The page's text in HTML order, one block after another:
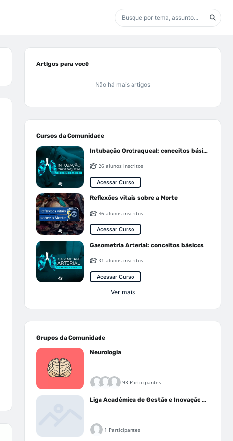
Artigos para você
Não há mais artigos
Cursos da Comunidade
Intubação Orotraqueal: conceitos básicos
26 alunos inscritos
Acessar Curso
Reflexões vitais sobre a Morte
46 alunos inscritos
Acessar Curso
Gasometria Arterial: conceitos básicos
31 alunos inscritos
Acessar Curso
Ver mais
Grupos da Comunidade
Neurologia
93 Participantes
Liga Acadêmica de Gestão e Inovação Médica - LAGIM
1 Participantes